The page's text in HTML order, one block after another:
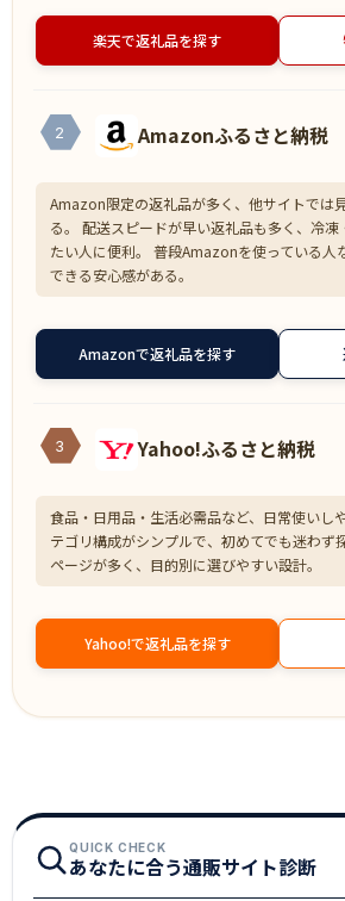
楽天で返礼品を探す
2 Amazonふるさと納税
Amazon限定の返礼品が多く、他サイトでは
る。 配送スピードが早い返礼品も多く、冷凍
たい人に便利。 普段Amazonを使っている人
できる安心感がある。
Amazonで返礼品を探す
3 Yahoo!ふるさと納税
食品・日用品・生活必需品など、日常使いし
テゴリ構成がシンプルで、初めてでも迷わず
ページが多く、目的別に選びやすい設計。
Yahoo!で返礼品を探す
QUICK CHECK
あなたに合う通販サイト診断